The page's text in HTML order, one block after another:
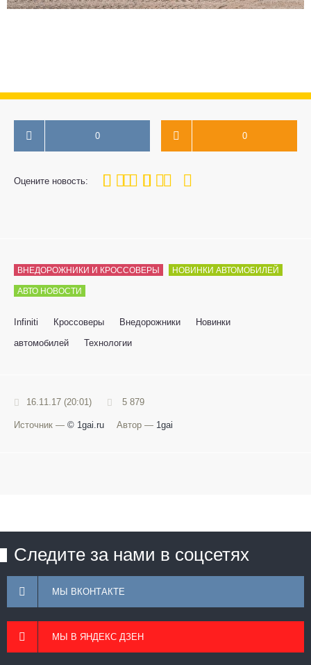
0 0
Оцените новость:
100
1 3 4 5
ВНЕДОРОЖНИКИ И КРОССОВЕРЫ НОВИНКИ АВТОМОБИЛЕЙ
АВТО НОВОСТИ
Infiniti Кроссоверы Внедорожники
Новинки
автомобилей
Технологии
16.11.17 (20:01) 5 879
Источник — © 1gai.ru Автор — 1gai
Следите за нами в соцсетях
МЫ ВКОНТАКТЕ
МЫ В ЯНДЕКС ДЗЕН